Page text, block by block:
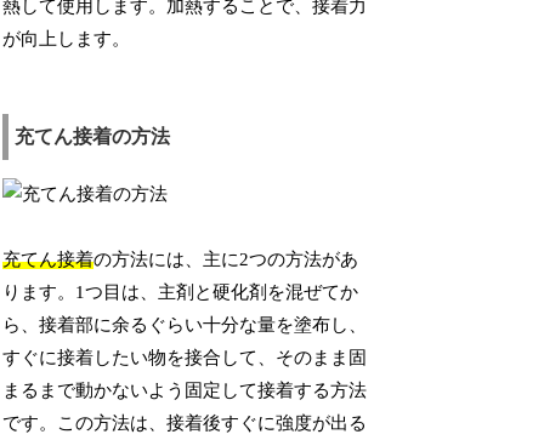
熱して使用します。加熱することで、接着力
が向上します。
充てん接着の方法
充てん接着の方法には、主に2つの方法があ
ります。1つ目は、主剤と硬化剤を混ぜてか
ら、接着部に余るぐらい十分な量を塗布し、
すぐに接着したい物を接合して、そのまま固
まるまで動かないよう固定して接着する方法
です。この方法は、接着後すぐに強度が出る